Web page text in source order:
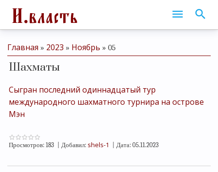
Главная » 2023 » Ноябрь » 05
Шахматы
Сыгран последний одиннадцатый тур
международного шахматного турнира на острове
Мэн
Просмотров: 183 Добавил: shels-1 Дата: 05.11.2023